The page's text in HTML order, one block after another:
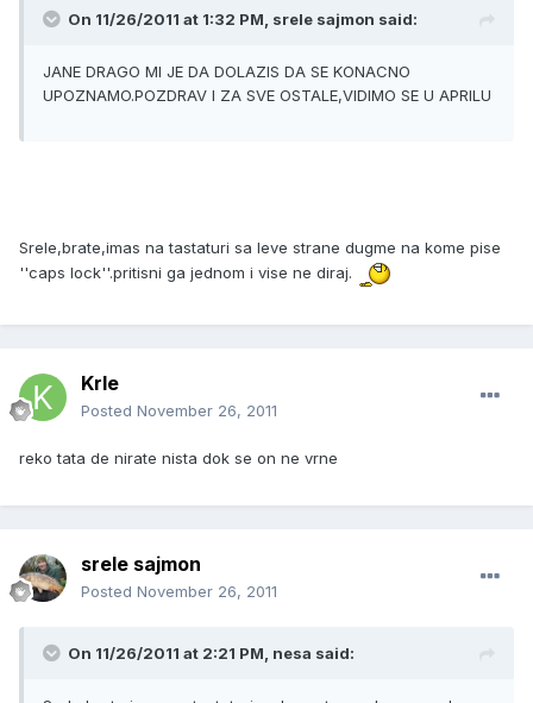
On 11/26/2011 at 1:32 PM, srele sajmon said:
JANE DRAGO MI JE DA DOLAZIS DA SE KONACNO
UPOZNAMO.POZDRAV I ZA SVE OSTALE,VIDIMO SE U APRILU
Srele,brate,imas na tastaturi sa leve strane dugme na kome pise
''caps lock''.pritisni ga jednom i vise ne diraj.
Krle
Posted November 26, 2011
reko tata de nirate nista dok se on ne vrne
srele sajmon
Posted November 26, 2011
On 11/26/2011 at 2:21 PM, nesa said: